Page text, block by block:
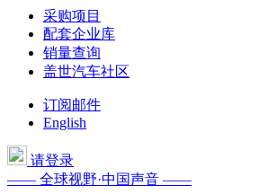
采购项目
配套企业库
销量查询
盖世汽车社区
订阅邮件
English
请登录
—— 全球视野·中国声音 ——